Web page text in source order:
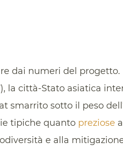
dai numeri del progetto.
la città-Stato asiatica
smarrito sotto il peso
tipiche quanto preziose
e alla